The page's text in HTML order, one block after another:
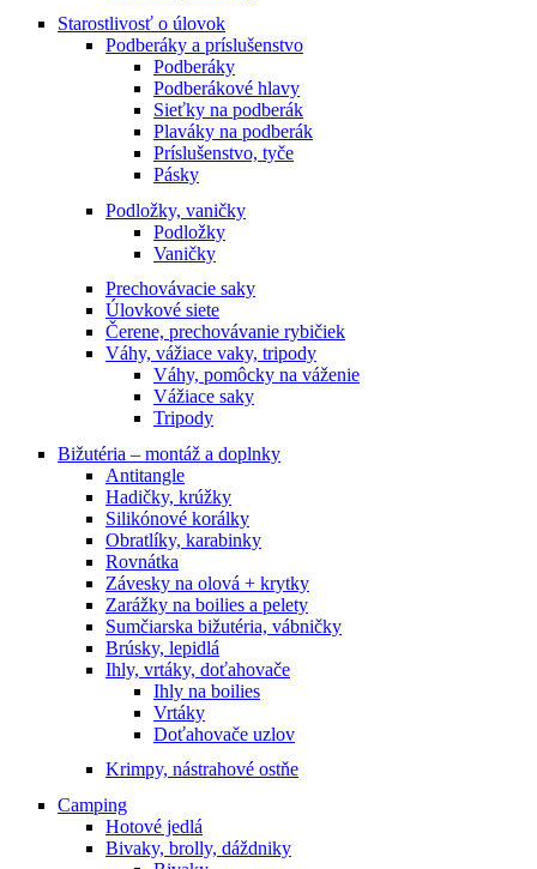
Starostlivosť o úlovok
Podberáky a príslušenstvo
Podberáky
Podberákové hlavy
Sieťky na podberák
Plaváky na podberák
Príslušenstvo, tyče
Pásky
Podložky, vaničky
Podložky
Vaničky
Prechovávacie saky
Úlovkové siete
Čerene, prechovávanie rybičiek
Váhy, vážiace vaky, tripody
Váhy, pomôcky na váženie
Vážiace saky
Tripody
Bižutéria – montáž a doplnky
Antitangle
Hadičky, krúžky
Silikónové korálky
Obratlíky, karabinky
Rovnátka
Závesky na olová + krytky
Zarážky na boilies a pelety
Sumčiarska bižutéria, vábničky
Brúsky, lepidlá
Ihly, vrtáky, doťahovače
Ihly na boilies
Vrtáky
Doťahovače uzlov
Krimpy, nástrahové ostňe
Camping
Hotové jedlá
Bivaky, brolly, dáždniky